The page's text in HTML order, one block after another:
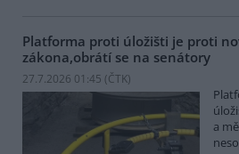
Platforma proti úložišti je proti
zákona,obrátí se na senátory
27.7.2026 01:45 (ČTK)
a